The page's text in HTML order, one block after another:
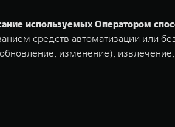
используемых Оператором
средств автоматизации или
изменение),